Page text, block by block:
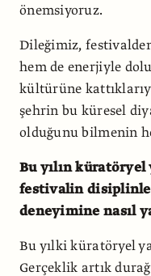
önemsiyoruz.
Dileğimiz,
hem de enerjiyle
kültürüne
şehrin bu küresel
olduğunu bilmenin
Bu yılın küratöryel
festivalin
deneyimine nasıl
Bu yılki küratöryel
Gerçeklik artık